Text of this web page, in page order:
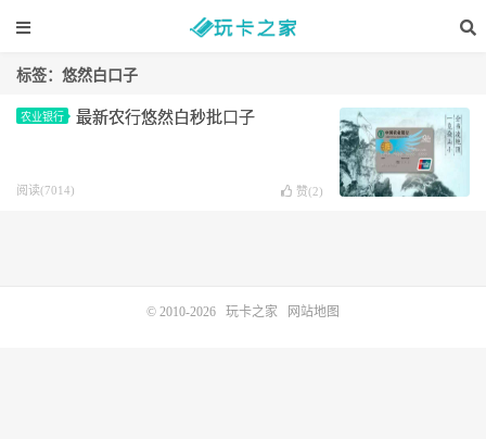
标签：悠然白口子
农业银行 最新农行悠然白秒批口子
阅读(7014) 赞(2)
© 2010-2026 玩卡之家 网站地图